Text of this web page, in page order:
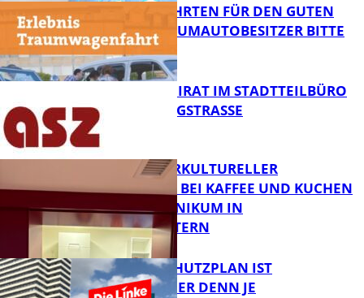
FB News
FB News
SPENDENFAHRTEN FÜR DEN GUTEN
ZWECK – TRAUMAUTOBESITZER BITTE
MELDEN!
FB News
SENIORENBEIRAT IM STADTTEILBÜRO
IN DER KÖNIGSTRASSE
FB Gesundheit
NEUER INTERKULTURELLER
TREFFPUNKT BEI KAFFEE UND KUCHEN
IM PFALZKLINIKUM IN
KAISERSLAUTERN
EIN HITZESCHUTZPLAN IST
NOTWENDIGER DENN JE